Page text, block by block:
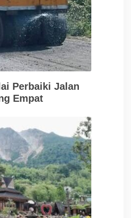
Perbaiki Jalan
Empat